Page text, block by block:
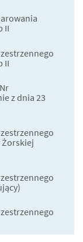
II
II
z dnia 23
Żorskiej